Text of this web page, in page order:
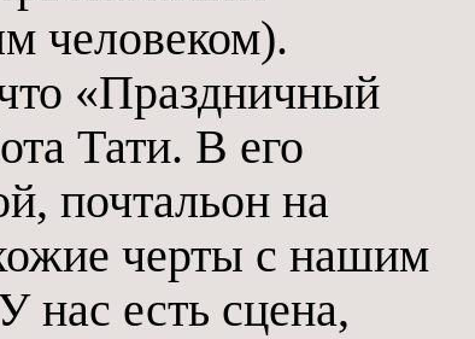
человеком).
«Праздничный
Тати. В его
почтальон на
черты с нашим
нас есть сцена,